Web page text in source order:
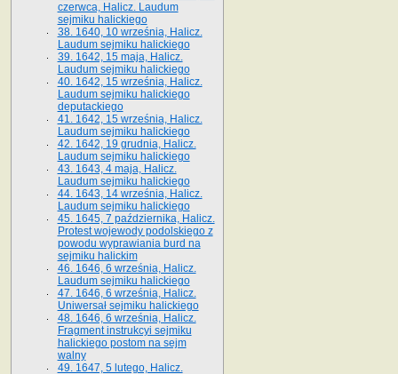
czerwca, Halicz. Laudum
sejmiku halickiego
38. 1640, 10 września, Halicz.
Laudum sejmiku halickiego
39. 1642, 15 maja, Halicz.
Laudum sejmiku halickiego
40. 1642, 15 września, Halicz.
Laudum sejmiku halickiego
deputackiego
41. 1642, 15 września, Halicz.
Laudum sejmiku halickiego
42. 1642, 19 grudnia, Halicz.
Laudum sejmiku halickiego
43. 1643, 4 maja, Halicz.
Laudum sejmiku halickiego
44. 1643, 14 września, Halicz.
Laudum sejmiku halickiego
45. 1645, 7 października, Halicz.
Protest wojewody podolskiego z
powodu wyprawiania burd na
sejmiku halickim
46. 1646, 6 września, Halicz.
Laudum sejmiku halickiego
47. 1646, 6 września, Halicz.
Uniwersał sejmiku halickiego
48. 1646, 6 września, Halicz.
Fragment instrukcyi sejmiku
halickiego postom na sejm
walny
49. 1647, 5 lutego, Halicz.